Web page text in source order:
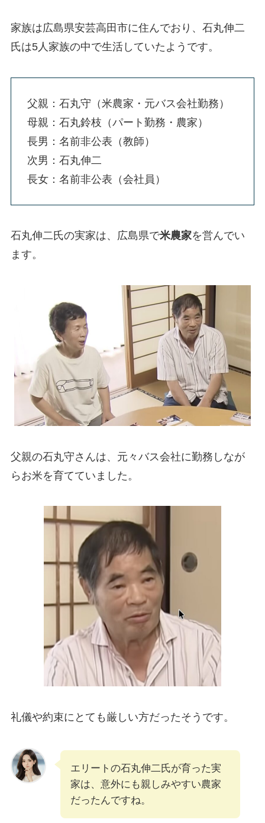
家族は広島県安芸高田市に住んでおり、石丸伸二
氏は5人家族の中で生活していたようです。
父親：石丸守（米農家・元バス会社勤務）
母親：石丸鈴枝（パート勤務・農家）
長男：名前非公表（教師）
次男：石丸伸二
長女：名前非公表（会社員）
石丸伸二氏の実家は、広島県で米農家を営んでい
ます。
父親の石丸守さんは、元々バス会社に勤務しなが
らお米を育てていました。
礼儀や約束にとても厳しい方だったそうです。
エリートの石丸伸二氏が育った実
家は、意外にも親しみやすい農家
だったんですね。